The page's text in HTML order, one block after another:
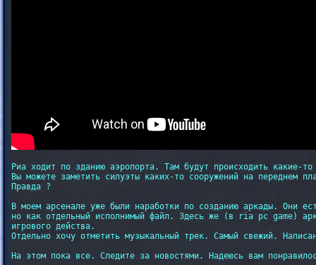
Риа ходит по зданию аэропорта. Там будут происходить какие-
Вы можете заметить силуэты каких-то сооружений на переднем
Правда ?
В моем арсенале уже были наработки по созданию аркады. Они
но как отдельный исполнимый файл. Здесь же (в ria pc game)
игрового действа.
Отдельно хочу отметить музыкальный трек. Самый свежий.
На этом пока все. Следите за новостями. Надеюсь вам